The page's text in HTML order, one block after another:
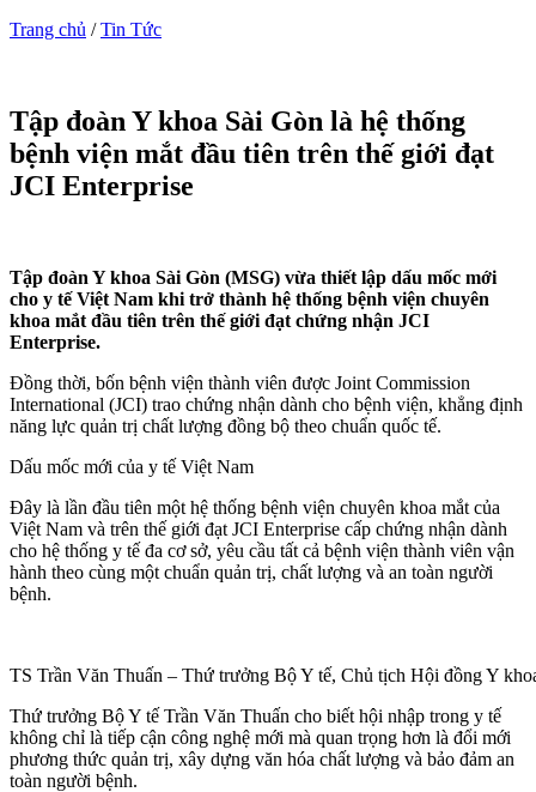
Trang chủ /Tin Tức
Tập đoàn Y khoa Sài Gòn là hệ thống
bệnh viện mắt đầu tiên trên thế giới đạt
JCI Enterprise
Tập đoàn Y khoa Sài Gòn (MSG) vừa thiết lập dấu mốc mới
cho y tế Việt Nam khi trở thành hệ thống bệnh viện chuyên
khoa mắt đầu tiên trên thế giới đạt chứng nhận JCI
Enterprise.
Đồng thời, bốn bệnh viện thành viên được Joint Commission
International (JCI) trao chứng nhận dành cho bệnh viện, khẳng định
năng lực quản trị chất lượng đồng bộ theo chuẩn quốc tế.
Dấu mốc mới của y tế Việt Nam
Đây là lần đầu tiên một hệ thống bệnh viện chuyên khoa mắt của
Việt Nam và trên thế giới đạt JCI Enterprise cấp chứng nhận dành
cho hệ thống y tế đa cơ sở, yêu cầu tất cả bệnh viện thành viên vận
hành theo cùng một chuẩn quản trị, chất lượng và an toàn người
bệnh.
TS Trần Văn Thuấn – Thứ trưởng Bộ Y tế, Chủ tịch Hội đồng Y
Thứ trưởng Bộ Y tế Trần Văn Thuấn cho biết hội nhập trong y tế
không chỉ là tiếp cận công nghệ mới mà quan trọng hơn là đổi mới
phương thức quản trị, xây dựng văn hóa chất lượng và bảo đảm an
toàn người bệnh.